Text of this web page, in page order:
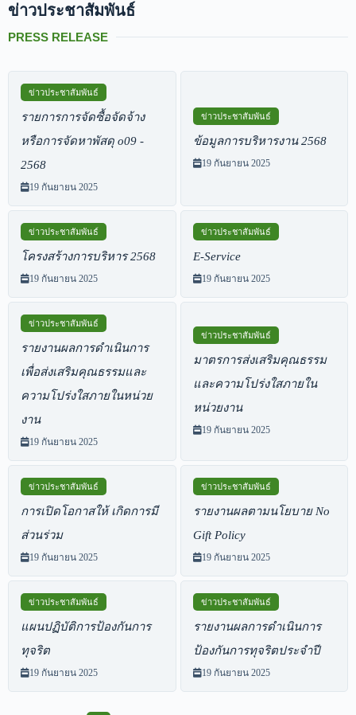
ข่าวประชาสัมพันธ์
PRESS RELEASE
ข่าวประชาสัมพันธ์
รายการการจัดซื้อจัดจ้าง
หรือการจัดหาพัสดุ o09 -
2568
19 กันยายน 2025
ข่าวประชาสัมพันธ์
ข้อมูลการบริหารงาน 2568
19 กันยายน 2025
ข่าวประชาสัมพันธ์
โครงสร้างการบริหาร 2568
19 กันยายน 2025
ข่าวประชาสัมพันธ์
E-Service
19 กันยายน 2025
ข่าวประชาสัมพันธ์
รายงานผลการดำเนินการ
เพื่อส่งเสริมคุณธรรมและ
ความโปร่งใสภายในหน่วย
งาน
19 กันยายน 2025
ข่าวประชาสัมพันธ์
มาตรการส่งเสริมคุณธรรม
และความโปร่งใสภายใน
หน่วยงาน
19 กันยายน 2025
ข่าวประชาสัมพันธ์
การเปิดโอกาสให้ เกิดการมี
ส่วนร่วม
19 กันยายน 2025
ข่าวประชาสัมพันธ์
รายงานผลตามนโยบาย No
Gift Policy
19 กันยายน 2025
ข่าวประชาสัมพันธ์
แผนปฏิบัติการป้องกันการ
ทุจริต
19 กันยายน 2025
ข่าวประชาสัมพันธ์
รายงานผลการดำเนินการ
ป้องกันการทุจริตประจำปี
19 กันยายน 2025